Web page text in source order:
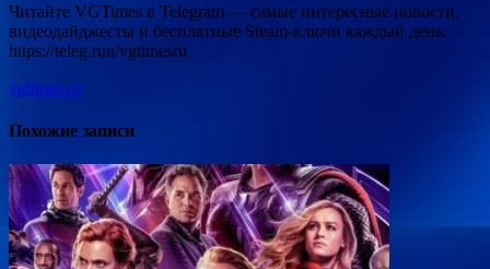
Читайте VGTimes в Telegram — самые интересные новости,
видеодайджесты и бесплатные Steam-ключи каждый день:
https://teleg.run/vgtimesru
vgtimes.ru
Похожие записи